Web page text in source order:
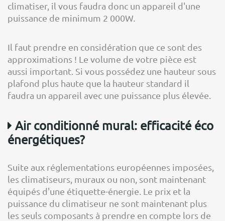
climatiser, il vous faudra donc un appareil d'une
puissance de minimum 2 000W.
Il faut prendre en considération que ce sont des
approximations ! Le volume de votre pièce est
aussi important. Si vous possédez une hauteur sous
plafond plus haute que la hauteur standard il
faudra un appareil avec une puissance plus élevée.
Air conditionné mural: efficacité éco
énergétiques?
Suite aux réglementations européennes imposées,
les climatiseurs, muraux ou non, sont maintenant
équipés d'une étiquette-énergie. Le prix et la
puissance du climatiseur ne sont maintenant plus
les seuls composants à prendre en compte lors de